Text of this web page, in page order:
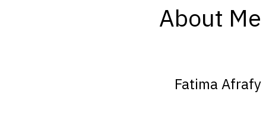
About Me
Fatima Afrafy